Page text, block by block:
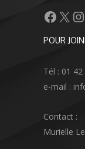
X
POUR
Tél : 01
e-mail :
Contact :
Murielle